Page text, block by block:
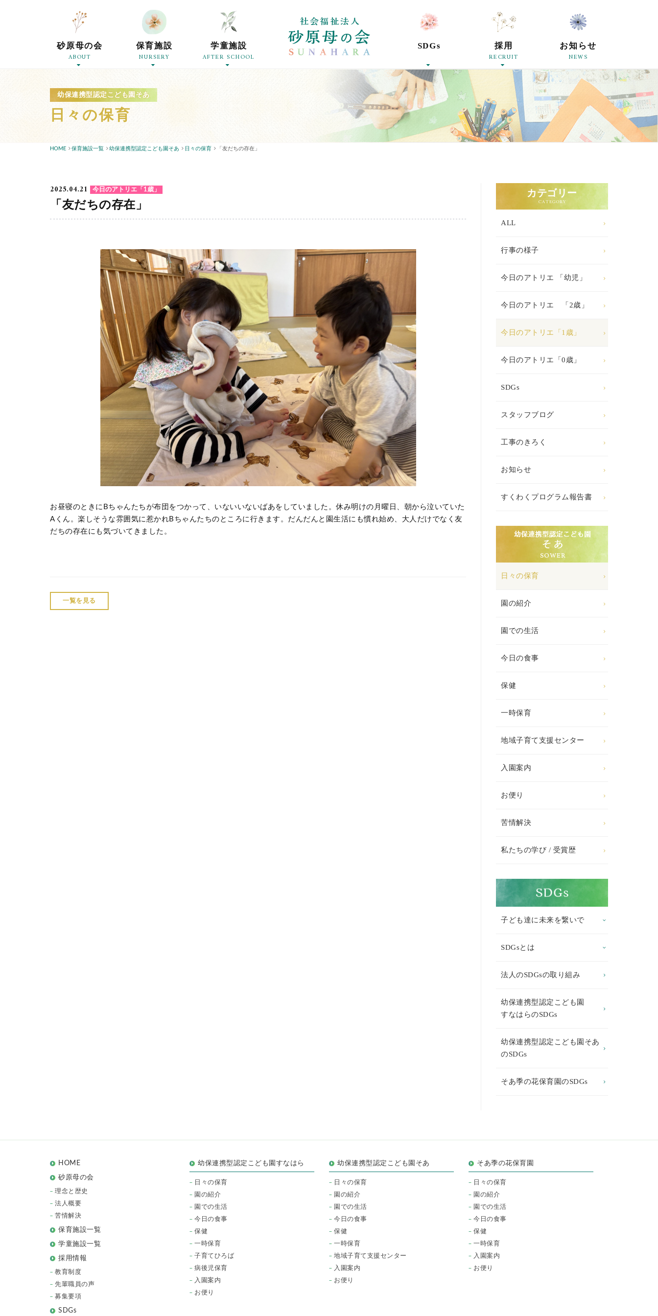
社会福祉法人砂原母の会
砂原母の会
ABOUT
保育施設
NURSERY
学童施設
AFTER SCHOOL
SDGs 採用
RECRUIT
お知らせ
NEWS
幼保連携型認定こども園そあ
日々の保育
HOME 保育施設一覧 幼保連携型認定こども園そあ 日々の保育 「友だちの存在」
カテゴリー
CATEGORY
ALL
行事の様子
今日のアトリエ 「幼児」
今日のアトリエ 「2歳」
今日のアトリエ「1歳」
今日のアトリエ「0歳」
SDGs
スタッフブログ
工事のきろく
お知らせ
すくわくプログラム報告書
日々の保育
園の紹介
園での生活
今日の食事
保健
一時保育
地域子育て支援センター
入園案内
お便り
苦情解決
私たちの学び / 受賞歴
子ども達に未来を繋いで
SDGsとは
法人のSDGsの取り組み
幼保連携型認定こども園
すなはらのSDGs
幼保連携型認定こども園そあ
のSDGs
そあ季の花保育園のSDGs
2025.04.21 今日のアトリエ「1歳」
「友だちの存在」
お昼寝のときにBちゃんたちが布団をつかって、いないいないばあをしていました。休み明けの月曜日、朝から泣いていた
Aくん。楽しそうな雰囲気に惹かれBちゃんたちのところに行きます。だんだんと園生活にも慣れ始め、大人だけでなく友
だちの存在にも気づいてきました。
一覧を見る
HOME
砂原母の会
理念と歴史
法人概要
苦情解決
保育施設一覧
学童施設一覧
採用情報
教育制度
先輩職員の声
募集要項
SDGs
幼保連携型認定こども園すなはら
日々の保育
園の紹介
園での生活
今日の食事
保健
一時保育
子育てひろば
病後児保育
入園案内
お便り
幼保連携型認定こども園そあ
日々の保育
園の紹介
園での生活
今日の食事
保健
一時保育
地域子育て支援センター
入園案内
お便り
そあ季の花保育園
日々の保育
園の紹介
園での生活
今日の食事
保健
一時保育
入園案内
お便り